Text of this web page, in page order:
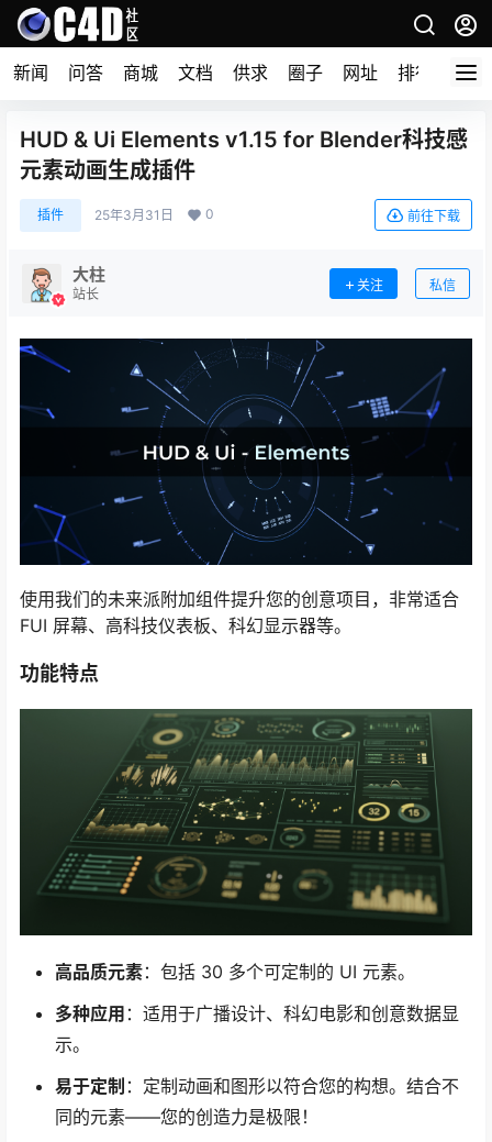
新闻 问答 商城 文档 供求 圈子 网址 排行榜
HUD & Ui Elements v1.15 for Blender科技感
元素动画生成插件
插件 25年3月31日 0 前往下载
大柱
站长
关注 私信
使用我们的未来派附加组件提升您的创意项目，非常适合
FUI 屏幕、高科技仪表板、科幻显示器等。
功能特点
高品质元素：包括 30 多个可定制的 UI 元素。
多种应用 ：适用于广播设计、科幻电影和创意数据显
示。
易于定制 ：定制动画和图形以符合您的构想。结合不
同的元素——您的创造力是极限！